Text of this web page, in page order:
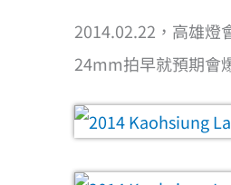
2014.02.22，高雄燈
24mm拍早就預期會